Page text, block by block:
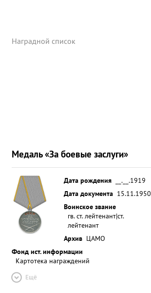
Наградной список
Медаль «За боевые заслуги»
Дата рождения
__.__.1919
Дата документа 15.11.1950
Воинское звание
гв. ст. лейтенант|ст.
лейтенант
Архив ЦАМО
Фонд ист. информации
Картотека награждений
Ещё